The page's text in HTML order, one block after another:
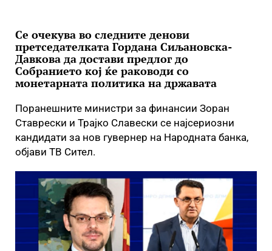
Се очекува во следните денови
претседателката Гордана Сиљановска-
Давкова да достави предлог до
Собранието кој ќе раководи со
монетарната политика на државата
Поранешните министри за финансии Зоран
Ставрески и Трајко Славески се најсериозни
кандидати за нов гувернер на Народната банка,
објави ТВ Сител.